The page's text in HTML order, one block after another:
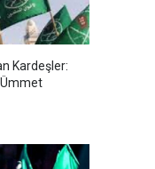
Kardeşler: